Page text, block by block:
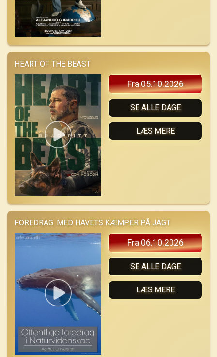
HEART OF THE BEAST
Fra 05.10.2026
SE ALLE DAGE
LÆS MERE
FOREDRAG: MED HAVETS KÆMPER PÅ JAGT
Fra 06.10.2026
SE ALLE DAGE
LÆS MERE